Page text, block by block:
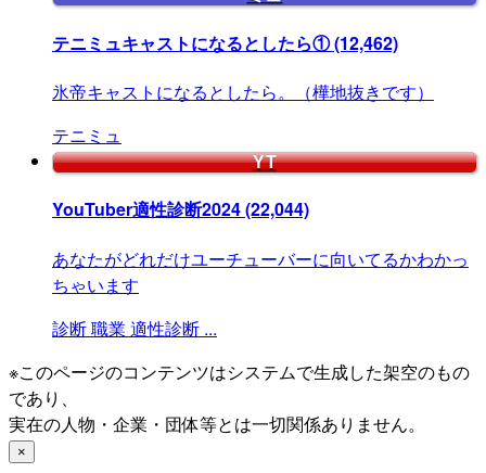
テニミュキャストになるとしたら①(12,462)
氷帝キャストになるとしたら。（樺地抜きです）
テニミュ
YT
YouTuber適性診断2024(22,044)
あなたがどれだけユーチューバーに向いてるかわかっ
ちゃいます
診断職業 適性診断 ...
※このページのコンテンツはシステムで生成した架空のもの
であり、
実在の人物・企業・団体等とは一切関係ありません。
×